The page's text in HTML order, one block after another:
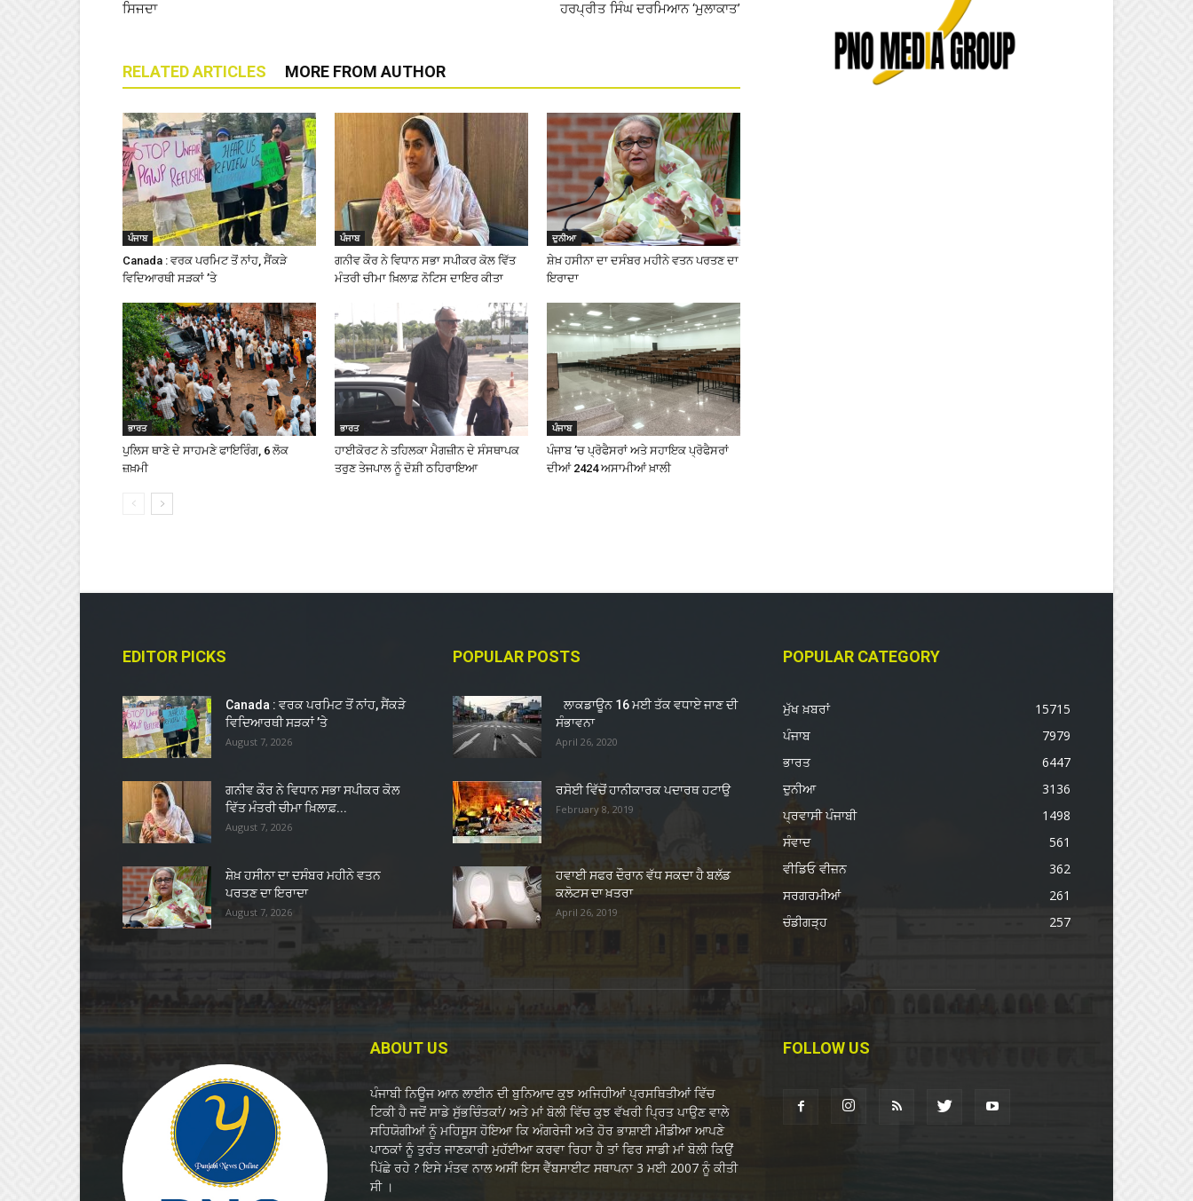
ਸਿਜਦਾ
ਹਰਪ੍ਰੀਤ ਸਿੰਘ ਦਰਮਿਆਨ ‘ਮੁਲਾਕਾਤ’
RELATED ARTICLES MORE FROM AUTHOR
ਪੰਜਾਬ
Canada : ਵਰਕ ਪਰਮਿਟ ਤੋਂ ਨਾਂਹ, ਸੈਂਕੜੇ
ਵਿਦਿਆਰਥੀ ਸੜਕਾਂ ’ਤੇ
ਪੰਜਾਬ
ਗਨੀਵ ਕੌਰ ਨੇ ਵਿਧਾਨ ਸਭਾ ਸਪੀਕਰ ਕੋਲ ਵਿੱਤ
ਮੰਤਰੀ ਚੀਮਾ ਖ਼ਿਲਾਫ਼ ਨੋਟਿਸ ਦਾਇਰ ਕੀਤਾ
ਦੁਨੀਆ
ਸ਼ੇਖ਼ ਹਸੀਨਾ ਦਾ ਦਸੰਬਰ ਮਹੀਨੇ ਵਤਨ ਪਰਤਣ ਦਾ
ਇਰਾਦਾ
ਭਾਰਤ
ਪੁਲਿਸ ਥਾਣੇ ਦੇ ਸਾਹਮਣੇ ਫਾਇਰਿੰਗ, 6 ਲੋਕ
ਜ਼ਖ਼ਮੀ
ਭਾਰਤ
ਹਾਈਕੋਰਟ ਨੇ ਤਹਿਲਕਾ ਮੈਗਜ਼ੀਨ ਦੇ ਸੰਸਥਾਪਕ
ਤਰੁਣ ਤੇਜਪਾਲ ਨੂੰ ਦੋਸ਼ੀ ਠਹਿਰਾਇਆ
ਪੰਜਾਬ
ਪੰਜਾਬ ’ਚ ਪ੍ਰੋਫੈਸਰਾਂ ਅਤੇ ਸਹਾਇਕ ਪ੍ਰੋਫੈਸਰਾਂ
ਦੀਆਂ 2424 ਅਸਾਮੀਆਂ ਖ਼ਾਲੀ
EDITOR PICKS
Canada : ਵਰਕ ਪਰਮਿਟ ਤੋਂ ਨਾਂਹ, ਸੈਂਕੜੇ
ਵਿਦਿਆਰਥੀ ਸੜਕਾਂ ’ਤੇ
August 7, 2026
ਗਨੀਵ ਕੌਰ ਨੇ ਵਿਧਾਨ ਸਭਾ ਸਪੀਕਰ ਕੋਲ
ਵਿੱਤ ਮੰਤਰੀ ਚੀਮਾ ਖ਼ਿਲਾਫ਼...
August 7, 2026
ਸ਼ੇਖ਼ ਹਸੀਨਾ ਦਾ ਦਸੰਬਰ ਮਹੀਨੇ ਵਤਨ
ਪਰਤਣ ਦਾ ਇਰਾਦਾ
August 7, 2026
POPULAR POSTS
ਲਾਕਡਾਊਨ 16 ਮਈ ਤੱਕ ਵਧਾਏ ਜਾਣ ਦੀ
ਸੰਭਾਵਨਾ
April 26, 2020
ਰਸੋਈ ਵਿੱਚੋਂ ਹਾਨੀਕਾਰਕ ਪਦਾਰਥ ਹਟਾਉ
February 8, 2019
ਹਵਾਈ ਸਫਰ ਦੌਰਾਨ ਵੱਧ ਸਕਦਾ ਹੈ ਬਲੱਡ
ਕਲੋਟਸ ਦਾ ਖ਼ਤਰਾ
April 26, 2019
POPULAR CATEGORY
ਮੁੱਖ ਖ਼ਬਰਾਂ
15715
ਪੰਜਾਬ
7979
ਭਾਰਤ
6447
ਦੁਨੀਆ
3136
ਪ੍ਰਵਾਸੀ ਪੰਜਾਬੀ
1498
ਸੰਵਾਦ
561
ਵੀਡਿਓ ਵੀਜ਼ਨ
362
ਸਰਗਰਮੀਆਂ
261
ਚੰਡੀਗੜ੍ਹ
257
ABOUT US
ਪੰਜਾਬੀ ਨਿਊਜ ਆਨ ਲਾਈਨ ਦੀ ਬੁਨਿਆਦ ਕੁਝ ਅਜਿਹੀਆਂ ਪ੍ਰਸਥਿਤੀਆਂ ਵਿੱਚ
ਟਿਕੀ ਹੈ ਜਦੋਂ ਸਾਡੇ ਸੁੱਭਚਿੰਤਕਾਂ/ ਅਤੇ ਮਾਂ ਬੋਲੀ ਵਿੱਚ ਕੁਝ ਵੱਖਰੀ ਪ੍ਰਿਤ ਪਾਉਣ ਵਾਲੇ
ਸਹਿਯੋਗੀਆਂ ਨੂੰ ਮਹਿਸੂਸ ਹੋਇਆ ਕਿ ਅੰਗਰੇਜੀ ਅਤੇ ਹੋਰ ਭਾਸ਼ਾਈ ਮੀਡੀਆ ਆਪਣੇ
ਪਾਠਕਾਂ ਨੂੰ ਤੁਰੰਤ ਜਾਣਕਾਰੀ ਮੁਹੱਈਆ ਕਰਵਾ ਰਿਹਾ ਹੈ ਤਾਂ ਫਿਰ ਸਾਡੀ ਮਾਂ ਬੋਲੀ ਕਿਉਂ
ਪਿੱਛੇ ਰਹੇ ? ਇਸੇ ਮੰਤਵ ਨਾਲ ਅਸੀਂ ਇਸ ਵੈੱਬਸਾਈਟ ਸਥਾਪਨਾ 3 ਮਈ 2007 ਨੂੰ ਕੀਤੀ
ਸੀ ।
FOLLOW US